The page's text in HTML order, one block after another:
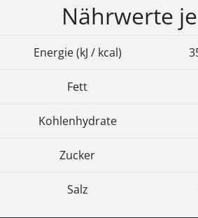
Nährwerte
Energie (kJ / kcal)
Fett
Kohlenhydrate
Zucker
Salz